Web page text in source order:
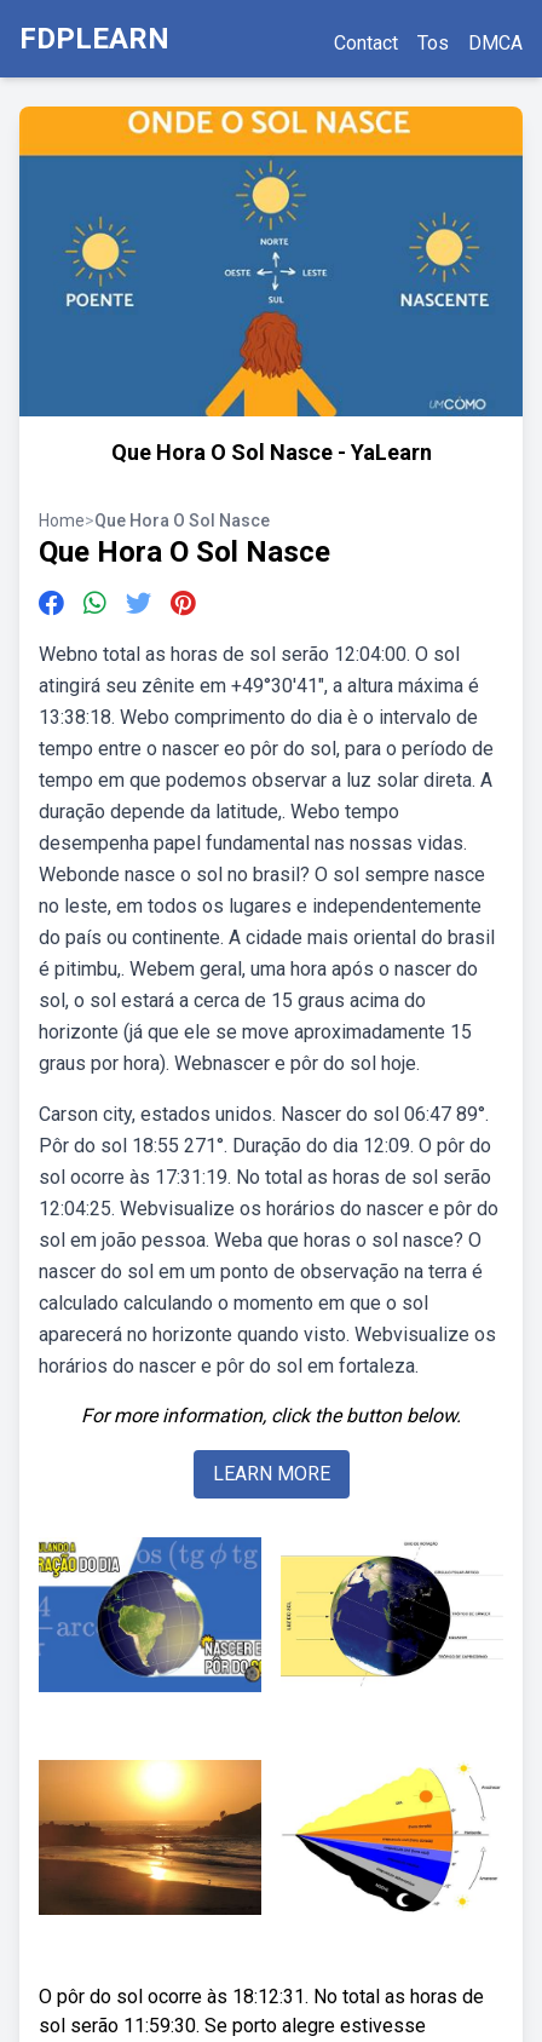
FDPLEARN Contact Tos DMCA
Que Hora O Sol Nasce - YaLearn
Home>Que Hora O Sol Nasce
Que Hora O Sol Nasce
Webno total as horas de sol serão 12:04:00. O sol
atingirá seu zênite em +49°30′41″, a altura máxima é
13:38:18. Webo comprimento do dia è o intervalo de
tempo entre o nascer eo pôr do sol, para o período de
tempo em que podemos observar a luz solar direta. A
duração depende da latitude,. Webo tempo
desempenha papel fundamental nas nossas vidas.
Webonde nasce o sol no brasil? O sol sempre nasce
no leste, em todos os lugares e independentemente
do país ou continente. A cidade mais oriental do brasil
é pitimbu,. Webem geral, uma hora após o nascer do
sol, o sol estará a cerca de 15 graus acima do
horizonte (já que ele se move aproximadamente 15
graus por hora). Webnascer e pôr do sol hoje.
Carson city, estados unidos. Nascer do sol 06:47 89°.
Pôr do sol 18:55 271°. Duração do dia 12:09. O pôr do
sol ocorre às 17:31:19. No total as horas de sol serão
12:04:25. Webvisualize os horários do nascer e pôr do
sol em joão pessoa. Weba que horas o sol nasce? O
nascer do sol em um ponto de observação na terra é
calculado calculando o momento em que o sol
aparecerá no horizonte quando visto. Webvisualize os
horários do nascer e pôr do sol em fortaleza.
For more information, click the button below.
LEARN MORE
O pôr do sol ocorre às 18:12:31. No total as horas de
sol serão 11:59:30. Se porto alegre estivesse